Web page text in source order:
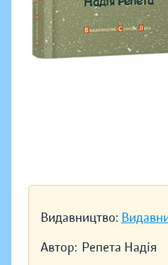
Видавництво:
Автор: Репета Надія